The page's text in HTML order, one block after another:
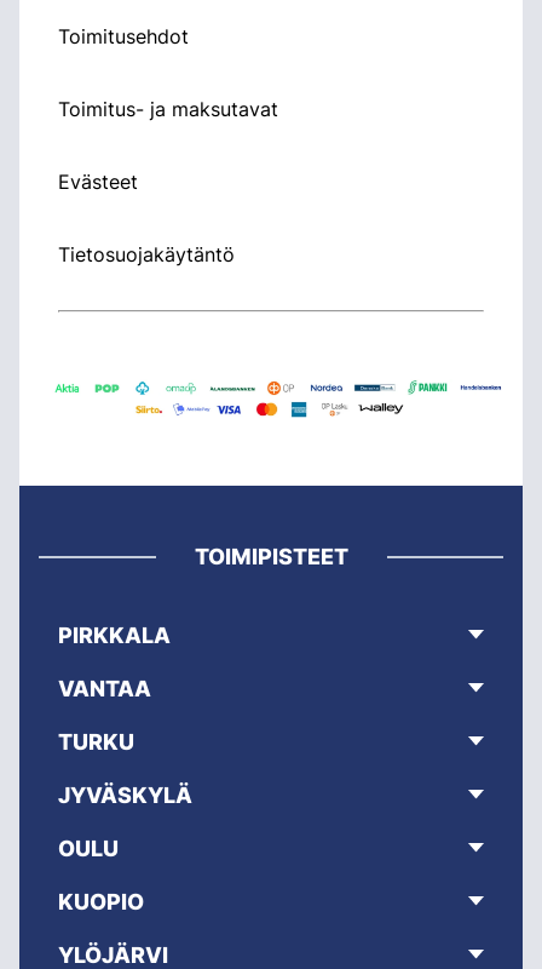
Toimitusehdot
Toimitus- ja maksutavat
Evästeet
Tietosuojakäytäntö
TOIMIPISTEET
PIRKKALA
VANTAA
TURKU
JYVÄSKYLÄ
OULU
KUOPIO
YLÖJÄRVI